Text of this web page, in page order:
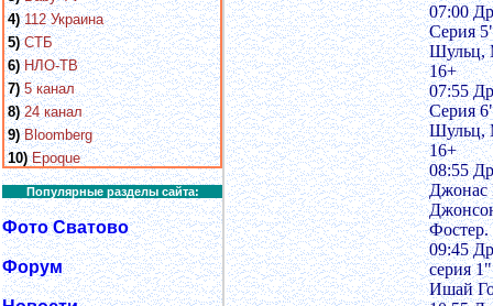
4) 112 Украина
5) СТБ
6) НЛО-ТВ
7) 5 канал
8) 24 канал
9) Bloomberg
10) Epoque
Популярные разделы сайта:
Фото Сватово
Форум
07:00
Серия
Шульц,
16+
07:55
Серия
Шульц,
16+
08:55
Джонас
09:45
серия
Ишай